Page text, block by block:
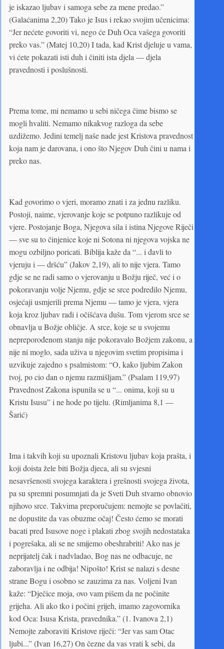
je iskazao ljubav i samoga sebe za mene predao.”
(Galaćanima 2,20) Tako je Isus i rekao svojim učenicima:
“Jer nećete govoriti vi, nego će Duh Oca vašega govoriti
preko vas.” (Matej 10,20) I tada, kad Krist djeluje u vama,
vi ćete pokazati isti duh i činiti ista djela — djela
pravednosti i poslušnosti.
Prema tome, mi nemamo u sebi ničega čime bismo se
mogli hvaliti. Nemamo nikakvog razloga da sebe
uzdižemo. Jedini temelj naše nade jest Kristova pravednost
koja nam je darovana, i ono što Njegov Duh čini u nama i
preko nas.
Kad govorimo o vjeri, moramo znati i za jednu razliku.
Postoji, naime, vjerovanje koje se potpuno razlikuje od
vjere. Postojanje Boga, Njegova sila i istina Njegove Riječi
— sve su to činjenice koje ni Sotona ni njegova vojska ne
mogu ozbiljno poricati. Biblija kaže da “... i đavli to
vjeruju i — dršću” (Jakov 2,19), ali to nije vjera. Tamo
gdje se ne radi samo o vjerovanju u Božju riječ, već i o
pokoravanju volje Njemu, gdje se srce podredilo Njemu,
osjećaji usmjerili prema Njemu — tamo je vjera, vjera
koja kroz ljubav radi i očišćava dušu. Tom vjerom srce se
obnavlja u Božje obličje. A srce, koje se u svojemu
nepreporođenom stanju nije pokoravalo Božjem zakonu, a
nije ni moglo, sada uživa u njegovim svetim propisima i
uzvikuje zajedno s psalmistom: “O, kako ljubim Zakon
tvoj, po cio dan o njemu razmišljam.” (Psalam 119,97)
Pravednost Zakona ispunila se u “... onima, koji su u
Kristu Isusu” i ne hode po tijelu. (Rimljanima 8,1 —
Šarić)
Ima i takvih koji su upoznali Kristovu ljubav koja prašta, i
koji doista žele biti Božja djeca, ali su svjesni
nesavršenosti svojega karaktera i grešnosti svojega života,
pa su spremni posumnjati da je Sveti Duh stvarno obnovio
njihovo srce. Takvima preporučujem: nemojte se povlačiti,
ne dopustite da vas obuzme očaj! Često ćemo se morati
bacati pred Isusove noge i plakati zbog svojih nedostataka
i pogrešaka, ali se ne smijemo obeshrabriti! Ako nas je
neprijatelj čak i nadvladao, Bog nas ne odbacuje, ne
zaboravlja i ne odbija! Nipošto! Krist se nalazi s desne
strane Bogu i osobno se zauzima za nas. Voljeni Ivan
kaže: “Dječice moja, ovo vam pišem da ne počinite
grijeha. Ali ako tko i počini grijeh, imamo zagovornika
kod Oca: Isusa Krista, pravednika.” (1. Ivanova 2,1)
Nemojte zaboraviti Kristove riječi: “Jer vas sam Otac
ljubi...” (Ivan 16,27) On čezne da vas vrati k sebi, da